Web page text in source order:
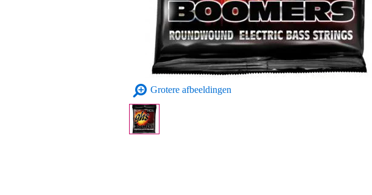
Grotere afbeeldingen